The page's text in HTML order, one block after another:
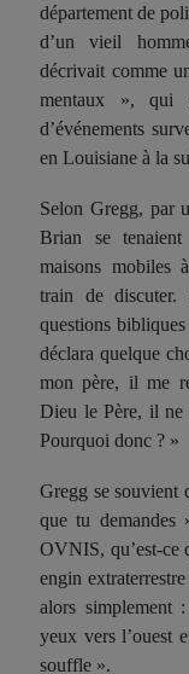
département de
d’un vieil
décrivait comme
mentaux », qui
d’événements
en Louisiane à la
Selon Gregg, par
Brian se
maisons mobiles
train de discuter.
questions
déclara quelque
mon père, il me
Dieu le Père, il ne
Pourquoi donc ? »
Gregg se souvient
que tu
OVNIS, qu’est-ce
engin
alors simplement
yeux vers l’ouest
souffle ».